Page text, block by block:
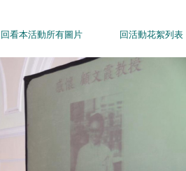
回看本活動所有圖片 回活動花絮列表